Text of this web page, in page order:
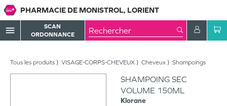
PHARMACIE DE MONISTROL, LORIENT
menu
SCAN
ORDONNANCE
Tous les produits VISAGE-CORPS-CHEVEUX Cheveux Shampoings
SHAMPOING SEC
VOLUME 150ML
Klorane